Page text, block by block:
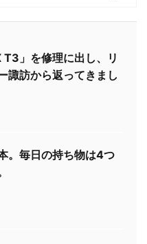
T3」を修理に出し、リ
諏訪から返ってきまし
。毎日の持ち物は4つ